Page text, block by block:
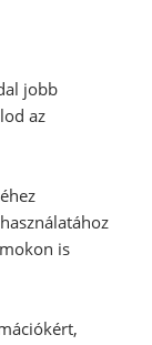
jobb
az
is